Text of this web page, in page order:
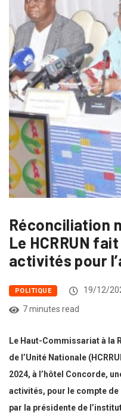
Réconciliation
Le HCRRUN
activités pour
POLITIQUE 19/12/
7 minutes read
Le Haut-Commissariat à la
de l’Unité Nationale
2024, à l’hôtel Concorde,
activités, pour le compte de
par la présidente de